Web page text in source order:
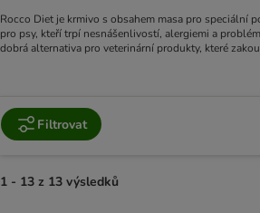
Rocco Diet je krmivo s obsahem masa pro speciální
pro psy, kteří trpí nesnášenlivostí, alergiemi a
dobrá alternativa pro veterinární produkty, které
Filtrovat
1 - 13 z 13 výsledků